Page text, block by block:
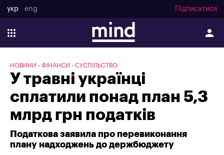
укр eng Підписатися
НОВИНИ ФІНАНСИ СУСПІЛЬСТВО
У травні українці
сплатили понад план 5,3
млрд грн податків
Податкова заявила про перевиконання
плану надходжень до держбюджету